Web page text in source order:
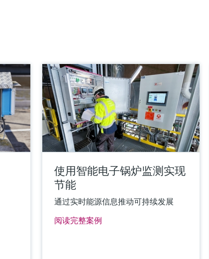
使用智能电子锅炉监测实现
节能
通过实时能源信息推动可持续发展
阅读完整案例